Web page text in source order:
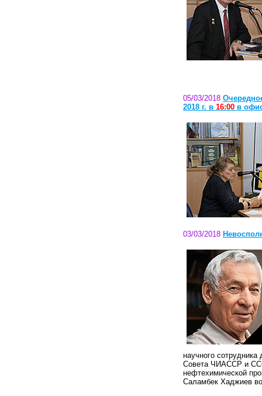
05/03/2018
2018 г. в 16:00 в
03/03/2018
научного
Совета ЧИАССР и
нефтехимической
Саламбек Хаджиев